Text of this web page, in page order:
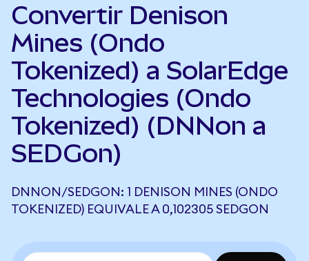
Convertir Denison
Mines (Ondo
Tokenized) a SolarEdge
Technologies (Ondo
Tokenized) (DNNon a
SEDGon)
DNNON/SEDGON: 1 DENISON MINES (ONDO
TOKENIZED) EQUIVALE A 0,102305 SEDGON